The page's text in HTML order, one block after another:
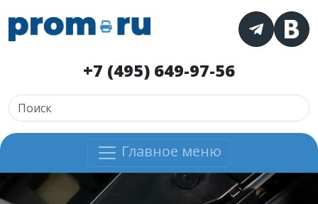
+7 (495) 649-97-56
Главное меню